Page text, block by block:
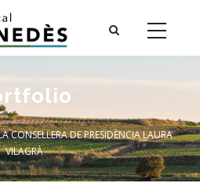
CONSELLERA DE PRESIDÈNCIA LAURA
VILAGRÀ